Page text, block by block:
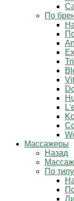
По
Массажеры
Назад
По типу